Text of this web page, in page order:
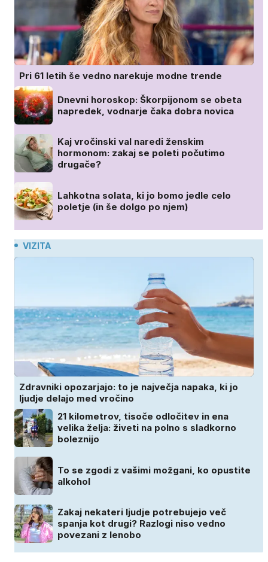
Pri 61 letih še vedno narekuje modne trende
Dnevni horoskop: Škorpijonom se obeta
napredek, vodnarje čaka dobra novica
Kaj vročinski val naredi ženskim
hormonom: zakaj se poleti počutimo
drugače?
Lahkotna solata, ki jo bomo jedle celo
poletje (in še dolgo po njem)
VIZITA
Zdravniki opozarjajo: to je največja napaka, ki jo
ljudje delajo med vročino
21 kilometrov, tisoče odločitev in ena
velika želja: živeti na polno s sladkorno
boleznijo
To se zgodi z vašimi možgani, ko opustite
alkohol
Zakaj nekateri ljudje potrebujejo več
spanja kot drugi? Razlogi niso vedno
povezani z lenobo